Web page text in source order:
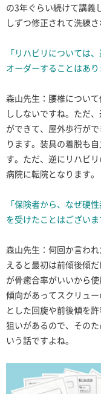
の3年ぐらい続けて講義
しずつ修正されて洗練
「リハビリについては
オーダーすることはあり
森山先生：腰椎につい
ししないですね。ただ
ができて、屋外歩行が
ります。装具の着脱も
す。ただ、逆にリハビ
病院に転院となります。
「保険者から、なぜ硬
を受けたことはございま
森山先生：何回か言わ
えると最初は前傾後傾
が骨癒合率がいいから
傾向があってスクリュ
とした回旋や前後傾を
狙いがあるので、その
いう話ですよね。